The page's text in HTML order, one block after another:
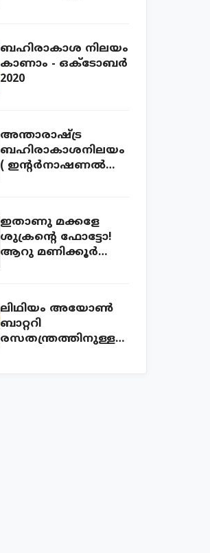
ബഹിരാകാശ നിലയം
കാണാം - ഒക്ടോബ‍ർ
2020
അന്താരാഷ്ട്ര
ബഹിരാകാശനിലയം
( ഇന്റര്‍നാഷണല്‍
ഇതാണു മക്കളേ
ശുക്രന്റെ ഫോട്ടോ!
ആറു മണിക്കൂര്‍
ലിഥിയം അയോണ്‍
ബാറ്ററി
രസതന്ത്രത്തിനുള്ള